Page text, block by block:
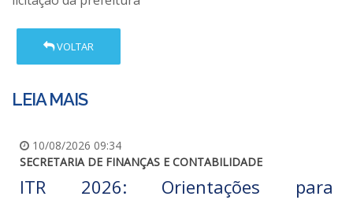
VOLTAR
LEIA MAIS
10/08/2026 09:34
SECRETARIA DE FINANÇAS E CONTABILIDADE
ITR 2026: Orientações para